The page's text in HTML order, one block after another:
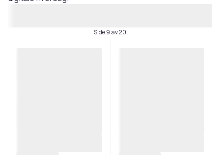
Side 9 av 20